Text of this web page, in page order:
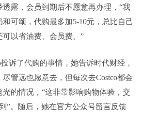
露，会员到期后不愿意再办理，“我
可颂，代购最多加5-10元，总比自己
以省油费、会员费。”
诉了代购的事情，她告诉时代财经，
管远也愿意去，但每次去Costco都会
的情况，“这非常影响购物体验，交
”。随后，她在官方公众号留言反馈